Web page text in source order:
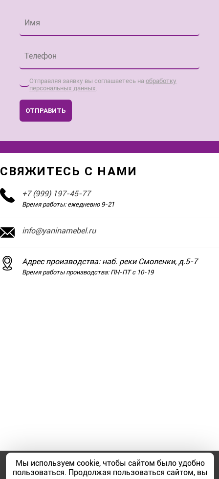
Отправляя заявку вы соглашаетесь на обработку
персональных данных.
ОТПРАВИТЬ
СВЯЖИТЕСЬ С НАМИ
+7 (999) 197-45-77
Время работы: ежедневно 9-21
info@yaninamebel.ru
Адрес производства: наб. реки Смоленки, д.5-7
Время работы производства: ПН-ПТ с 10-19
Мы принимаем:
Мы используем cookie, чтобы сайтом было удобно
пользоваться. Продолжая пользоваться сайтом, вы